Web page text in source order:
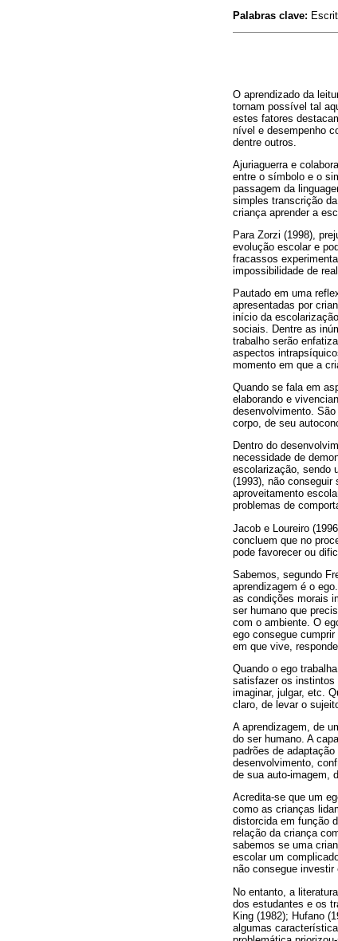
Palabras clave:
O aprendizado da
tornam possível tal
estes fatores
nível e desempenho
dentre outros.
Ajuriaguerra e
entre o símbolo e o
passagem da
simples transcrição
criança aprender a
Para Zorzi (1998),
evolução escolar e
fracassos
impossibilidade de
Pautado em uma
apresentadas por
início da
sociais. Dentre as
trabalho serão
aspectos
momento em que a
Quando se fala em
elaborando e
desenvolvimento.
corpo, de seu
Dentro do
necessidade de
escolarização, sendo
(1993), não
aproveitamento
problemas de
Jacob e Loureiro
concluem que no
pode favorecer ou
Sabemos, segundo
aprendizagem é o
as condições morais
ser humano que
com o ambiente. O
ego consegue
em que vive,
Quando o ego
satisfazer os instintos
imaginar, julgar, etc.
claro, de levar o
A aprendizagem, de
do ser humano. A
padrões de
desenvolvimento,
de sua auto-imagem,
Acredita-se que um
como as crianças
distorcida em função
relação da criança
sabemos se uma
escolar um
não consegue investir
No entanto, a
dos estudantes e os
King (1982); Hufano
algumas